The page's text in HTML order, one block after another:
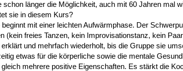
schon länger die Möglichkeit, auch mit 60 Jahren mal
sie in diesem Kurs?
beginnt mit einer leichten Aufwärmphase. Der
(kein freies Tanzen, kein Improvisationstanz, kein
und mehrfach wiederholt, bis die Gruppe sie
etwas für die körperliche sowie die mentale
gleich mehrere positive Eigenschaften. Es stärkt die